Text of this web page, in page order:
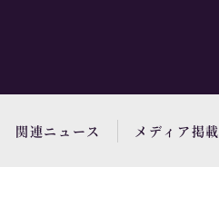
関連ニュース メディア掲載